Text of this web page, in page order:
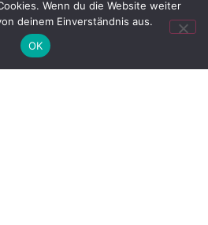
entschieden, dass u.U.
gegeben sein kann.
Wenn du die Website weiter
deinem Einverständnis aus.
OK